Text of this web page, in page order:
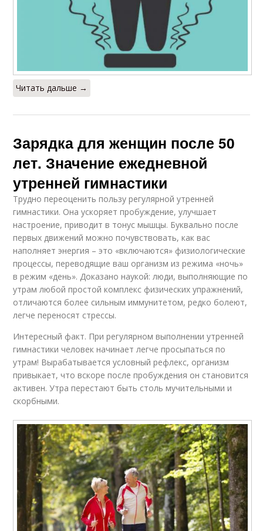
Читать дальше →
Зарядка для женщин после 50
лет. Значение ежедневной
утренней гимнастики
Трудно переоценить пользу регулярной утренней
гимнастики. Она ускоряет пробуждение, улучшает
настроение, приводит в тонус мышцы. Буквально после
первых движений можно почувствовать, как вас
наполняет энергия – это «включаются» физиологические
процессы, переводящие ваш организм из режима «ночь»
в режим «день». Доказано наукой: люди, выполняющие по
утрам любой простой комплекс физических упражнений,
отличаются более сильным иммунитетом, редко болеют,
легче переносят стрессы.
Интересный факт. При регулярном выполнении утренней
гимнастики человек начинает легче просыпаться по
утрам! Вырабатывается условный рефлекс, организм
привыкает, что вскоре после пробуждения он становится
активен. Утра перестают быть столь мучительными и
скорбными.